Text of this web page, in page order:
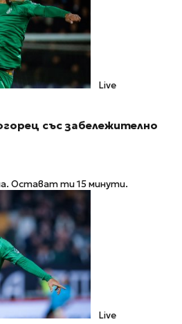
Live
със забележително
Остават ти 15 минути.
Live